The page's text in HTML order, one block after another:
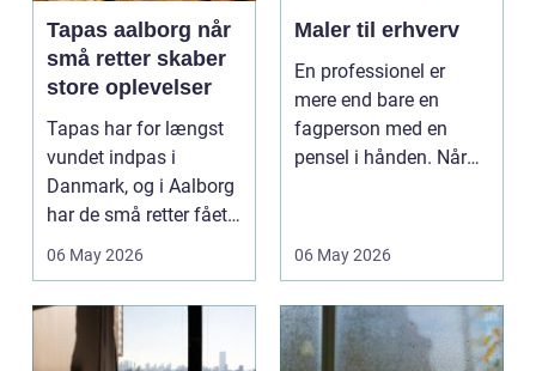
Tapas aalborg når
små retter skaber
store oplevelser
Tapas har for længst
vundet indpas i
Danmark, og i Aalborg
har de små retter fået
06 May 2026
Maler til erhverv
En professionel er
mere end bare en
fagperson med en
pensel i hånden. Når
06 May 2026